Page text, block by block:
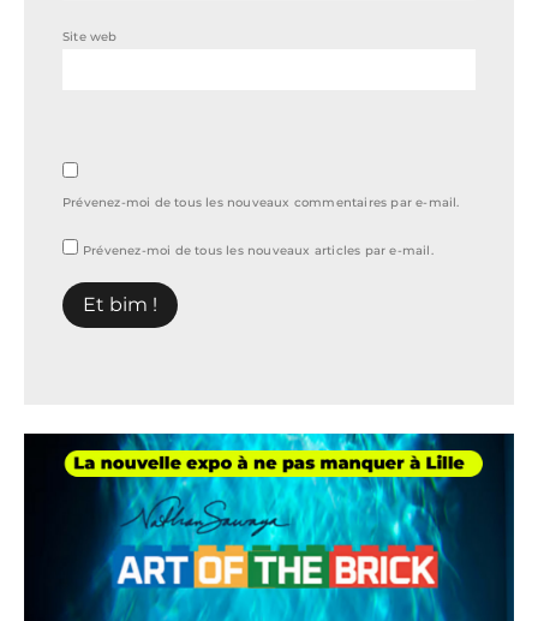
Site web
Prévenez-moi de tous les nouveaux commentaires par e-mail.
Prévenez-moi de tous les nouveaux articles par e-mail.